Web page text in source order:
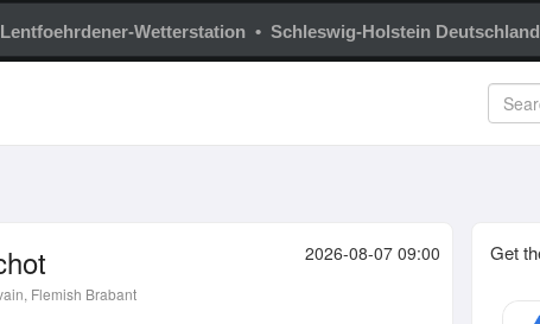
Lentfoehrdener-Wetterstation • Schleswig-Holstein Deutschland